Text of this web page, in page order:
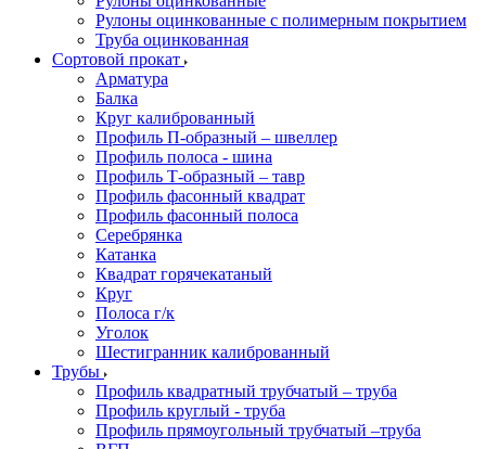
Рулоны оцинкованные с полимерным покрытием
Труба оцинкованная
Сортовой прокат
Арматура
Балка
Круг калиброванный
Профиль П-образный – швеллер
Профиль полоса - шина
Профиль Т-образный – тавр
Профиль фасонный квадрат
Профиль фасонный полоса
Серебрянка
Катанка
Квадрат горячекатаный
Круг
Полоса г/к
Уголок
Шестигранник калиброванный
Трубы
Профиль квадратный трубчатый – труба
Профиль круглый - труба
Профиль прямоугольный трубчатый –труба